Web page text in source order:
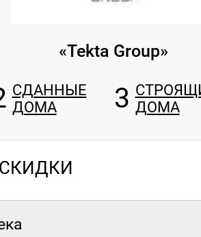
«Tekta Group»
СДАННЫЕ
ДОМА
3 ДОМА